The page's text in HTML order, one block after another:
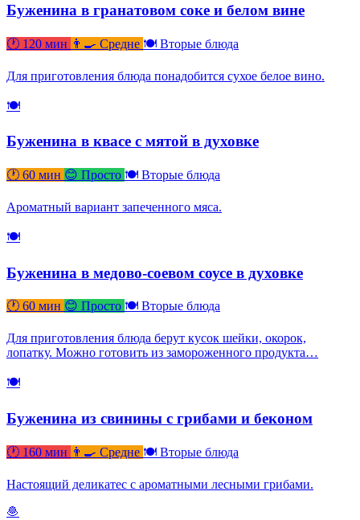
Буженина в гранатовом соке и белом вине
🕐 120 мин 👨‍🍳 Средне 🍽 Вторые блюда
Для приготовления блюда понадобится сухое белое вино.
🍽
Буженина в квасе с мятой в духовке
🕐 60 мин 😊 Просто 🍽 Вторые блюда
Ароматный вариант запеченного мяса.
🍽
Буженина в медово-соевом соусе в духовке
🕐 60 мин 😊 Просто 🍽 Вторые блюда
Для приготовления блюда берут кусок шейки, окорок,
лопатку. Можно готовить из замороженного продукта…
🍽
Буженина из свинины с грибами и беконом
🕐 160 мин 👨‍🍳 Средне 🍽 Вторые блюда
Настоящий деликатес с ароматными лесными грибами.
🧆